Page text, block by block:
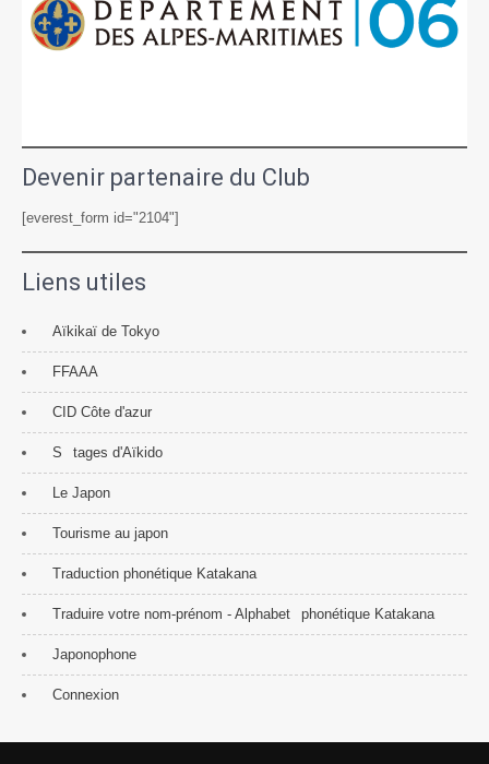
Devenir partenaire du Club
[everest_form id="2104"]
Liens utiles
Aïkikaï de Tokyo
FFAAA
CID Côte d'azur
S tages d'Aïkido
Le Japon
Tourisme au japon
Traduction phonétique Katakana
Traduire votre nom-prénom - Alphabet phonétique Katakana
Japonophone
Connexion